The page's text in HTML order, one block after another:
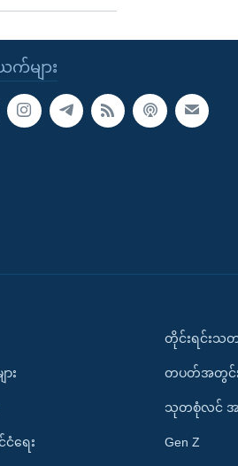
များ
း
ရေး
တိုင်းရင်းသ
တပတ်အတွင်း
သုတစုံလင် အ
Gen Z